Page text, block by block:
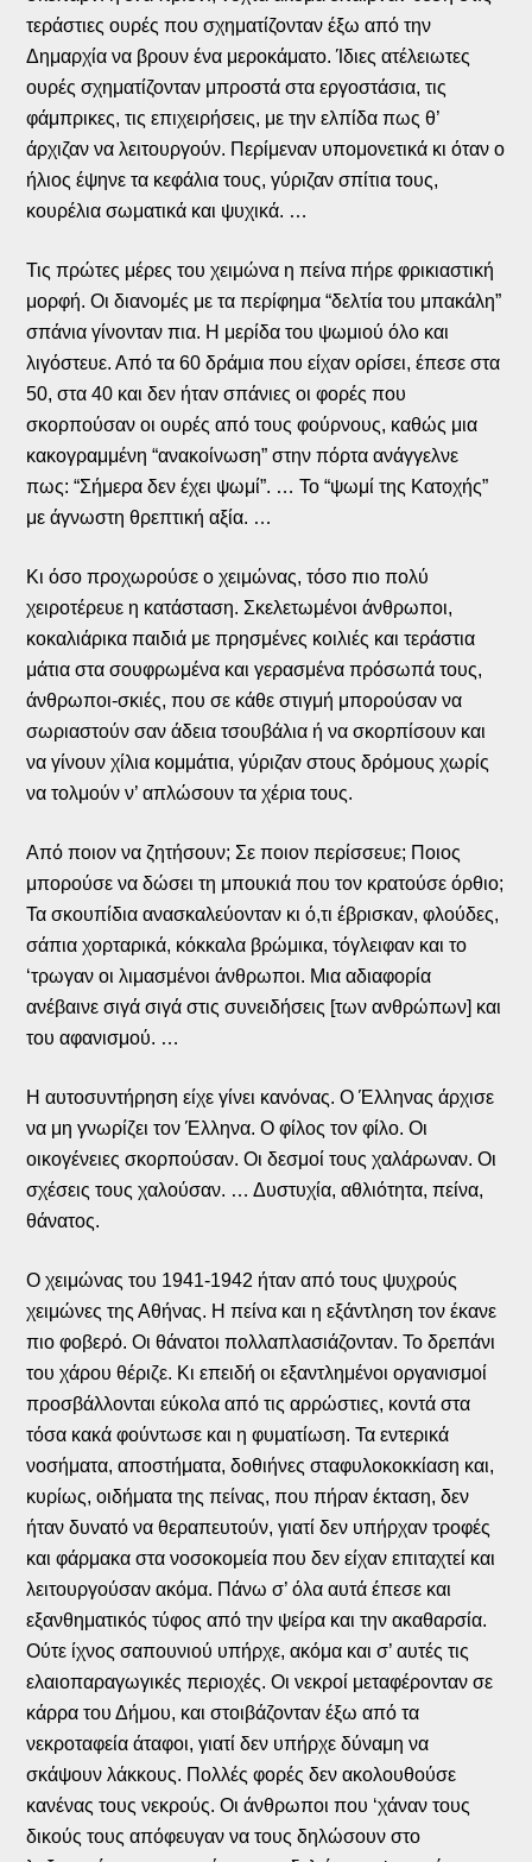
τεράστιες ουρές που σχηματίζονταν έξω από την
Δημαρχία να βρουν ένα μεροκάματο. Ίδιες ατέλειωτες
ουρές σχηματίζονταν μπροστά στα εργοστάσια, τις
φάμπρικες, τις επιχειρήσεις, με την ελπίδα πως θ’
άρχιζαν να λειτουργούν. Περίμεναν υπομονετικά κι όταν ο
ήλιος έψηνε τα κεφάλια τους, γύριζαν σπίτια τους,
κουρέλια σωματικά και ψυχικά. …
Τις πρώτες μέρες του χειμώνα η πείνα πήρε φρικιαστική
μορφή. Οι διανομές με τα περίφημα “δελτία του μπακάλη”
σπάνια γίνονταν πια. Η μερίδα του ψωμιού όλο και
λιγόστευε. Από τα 60 δράμια που είχαν ορίσει, έπεσε στα
50, στα 40 και δεν ήταν σπάνιες οι φορές που
σκορπούσαν οι ουρές από τους φούρνους, καθώς μια
κακογραμμένη “ανακοίνωση” στην πόρτα ανάγγελνε
πως: “Σήμερα δεν έχει ψωμί”. … Το “ψωμί της Κατοχής”
με άγνωστη θρεπτική αξία. …
Κι όσο προχωρούσε ο χειμώνας, τόσο πιο πολύ
χειροτέρευε η κατάσταση. Σκελετωμένοι άνθρωποι,
κοκαλιάρικα παιδιά με πρησμένες κοιλιές και τεράστια
μάτια στα σουφρωμένα και γερασμένα πρόσωπά τους,
άνθρωποι-σκιές, που σε κάθε στιγμή μπορούσαν να
σωριαστούν σαν άδεια τσουβάλια ή να σκορπίσουν και
να γίνουν χίλια κομμάτια, γύριζαν στους δρόμους χωρίς
να τολμούν ν’ απλώσουν τα χέρια τους.
Από ποιον να ζητήσουν; Σε ποιον περίσσευε; Ποιος
μπορούσε να δώσει τη μπουκιά που τον κρατούσε όρθιο;
Τα σκουπίδια ανασκαλεύονταν κι ό,τι έβρισκαν, φλούδες,
σάπια χορταρικά, κόκκαλα βρώμικα, τόγλειφαν και το
‘τρωγαν οι λιμασμένοι άνθρωποι. Μια αδιαφορία
ανέβαινε σιγά σιγά στις συνειδήσεις [των ανθρώπων] και
του αφανισμού. …
Η αυτοσυντήρηση είχε γίνει κανόνας. Ο Έλληνας άρχισε
να μη γνωρίζει τον Έλληνα. Ο φίλος τον φίλο. Οι
οικογένειες σκορπούσαν. Οι δεσμοί τους χαλάρωναν. Οι
σχέσεις τους χαλούσαν. … Δυστυχία, αθλιότητα, πείνα,
θάνατος.
Ο χειμώνας του 1941-1942 ήταν από τους ψυχρούς
χειμώνες της Αθήνας. Η πείνα και η εξάντληση τον έκανε
πιο φοβερό. Οι θάνατοι πολλαπλασιάζονταν. Το δρεπάνι
του χάρου θέριζε. Κι επειδή οι εξαντλημένοι οργανισμοί
προσβάλλονται εύκολα από τις αρρώστιες, κοντά στα
τόσα κακά φούντωσε και η φυματίωση. Τα εντερικά
νοσήματα, αποστήματα, δοθιήνες σταφυλοκοκκίαση και,
κυρίως, οιδήματα της πείνας, που πήραν έκταση, δεν
ήταν δυνατό να θεραπευτούν, γιατί δεν υπήρχαν τροφές
και φάρμακα στα νοσοκομεία που δεν είχαν επιταχτεί και
λειτουργούσαν ακόμα. Πάνω σ’ όλα αυτά έπεσε και
εξανθηματικός τύφος από την ψείρα και την ακαθαρσία.
Ούτε ίχνος σαπουνιού υπήρχε, ακόμα και σ’ αυτές τις
ελαιοπαραγωγικές περιοχές. Οι νεκροί μεταφέρονταν σε
κάρρα του Δήμου, και στοιβάζονταν έξω από τα
νεκροταφεία άταφοι, γιατί δεν υπήρχε δύναμη να
σκάψουν λάκκους. Πολλές φορές δεν ακολουθούσε
κανένας τους νεκρούς. Οι άνθρωποι που ‘χάναν τους
δικούς τους απόφευγαν να τους δηλώσουν στο